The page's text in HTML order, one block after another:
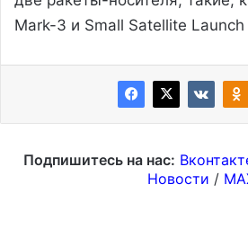
Mark-3 и Small Satellite Launch
Подпишитесь на нас:
Новости /